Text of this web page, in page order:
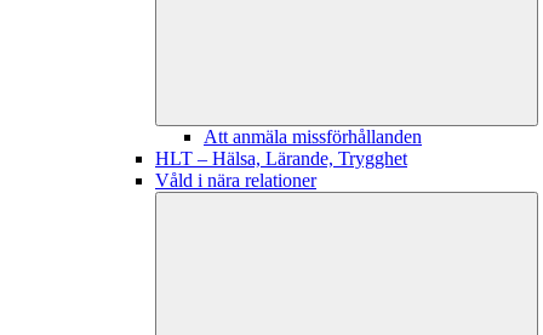
Att anmäla missförhållanden
HLT – Hälsa, Lärande, Trygghet
Våld i nära relationer